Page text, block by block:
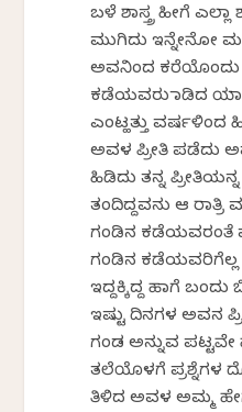
ಬಳೆ ಶಾಸ್ತ್ರ ಹೀಗೆ ಎಲ್ಲಾ
ಮುಗಿದು ಇನ್ನೇನೋ
ಅವನಿಂದ ಕರೆಯೊಂದು
ಕಡೆಯವರು ಮಾಡಿದ
ಎಂಟ್ಹತ್ತು ವರ್ಷಳಿಂದ
ಅವಳ ಪ್ರೀತಿ ಪಡೆದು
ಹಿಡಿದು ತನ್ನ
ತಂದಿದ್ದವನು ಆ
ಗಂಡಿನ ಕಡೆಯವರಂತೆ
ಗಂಡಿನ ಕಡೆಯವರಿಗೆಲ್ಲ
ಇದ್ದಕ್ಕಿದ್ದ ಹಾಗೆ
ಇಷ್ಟು ದಿನಗಳ ಅವನ
ಗಂಡ ಅನ್ನುವ
ತಲೆಯೊಳಗೆ ಪ್ರಶ್ನೆಗಳ
ತಿಳಿದ ಅವಳ ಅಮ್ಮ